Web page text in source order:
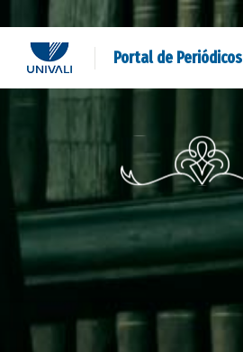
Portal de Periódicos